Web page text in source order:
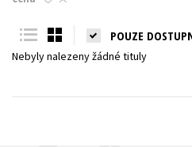
Young adult (SK)
Všechny
POUZE
Nebyly nalezeny žádné tituly